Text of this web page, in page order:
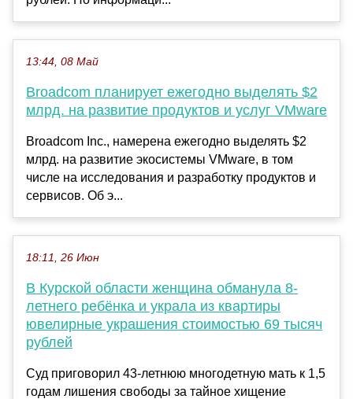
13:44, 08 Май
Broadcom планирует ежегодно выделять $2
млрд. на развитие продуктов и услуг VMware
Broadcom Inc., намерена ежегодно выделять $2
млрд. на развитие экосистемы VMware, в том
числе на исследования и разработку продуктов и
сервисов. Об э...
18:11, 26 Июн
В Курской области женщина обманула 8-
летнего ребёнка и украла из квартиры
ювелирные украшения стоимостью 69 тысяч
рублей
Суд приговорил 43-летнюю многодетную мать к 1,5
годам лишения свободы за тайное хищение